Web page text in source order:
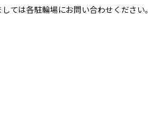
ては各駐輪場にお問い合わせください。